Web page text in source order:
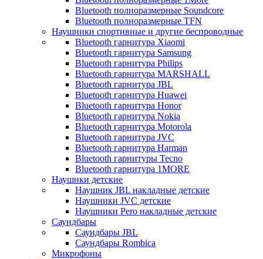
Bluetooth полноразмерные Soundcore
Bluetooth полноразмерные TFN
Наушники спортивные и другие беспроводные
Bluetooth гарнитура Xiaomi
Bluetooth гарнитура Samsung
Bluetooth гарнитура Philips
Bluetooth гарнитура MARSHALL
Bluetooth гарнитура JBL
Bluetooth гарнитура Huawei
Bluetooth гарнитура Honor
Bluetooth гарнитура Nokia
Bluetooth гарнитура Motorola
Bluetooth гарнитура JVC
Bluetooth гарнитура Harman
Bluetooth гарнитуры Tecno
Bluetooth гарнитура 1MORE
Наушнки детские
Наушник JBL накладные детские
Наушники JVC детские
Наушники Pero накладные детские
Саундбары
Саундбары JBL
Саундбары Rombica
Микрофоны